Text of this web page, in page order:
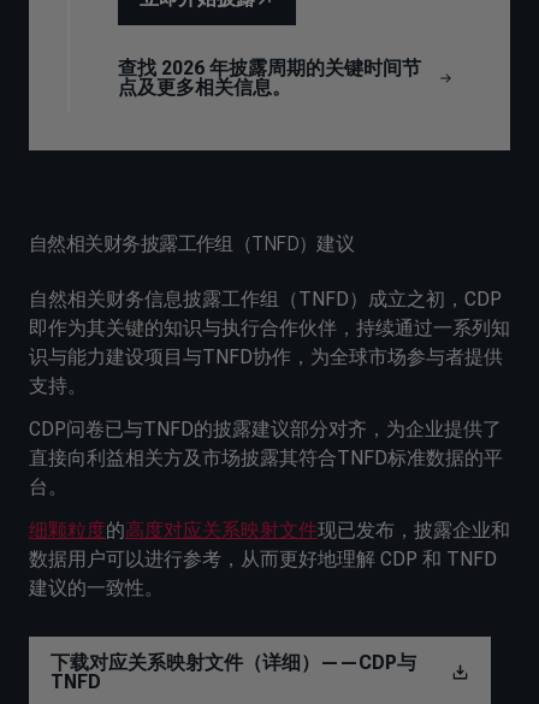
查找 2026 年披露周期的关键时间节
点及更多相关信息。
自然相关财务披露工作组（TNFD）建议
自然相关财务信息披露工作组（TNFD）成立之初，CDP
即作为其关键的知识与执行合作伙伴，持续通过一系列知
识与能力建设项目与TNFD协作，为全球市场参与者提供
支持。
CDP问卷已与TNFD的披露建议部分对齐，为企业提供了
直接向利益相关方及市场披露其符合TNFD标准数据的平
台。
细颗粒度的高度对应关系映射文件现已发布，披露企业和
数据用户可以进行参考，从而更好地理解 CDP 和 TNFD
建议的一致性。
下载对应关系映射文件（详细）——CDP与
TNFD